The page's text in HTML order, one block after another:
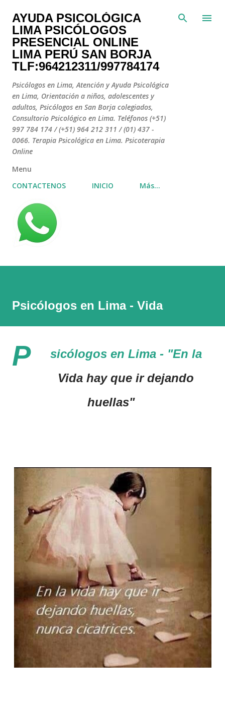
Ir al contenido principal
AYUDA PSICOLÓGICA
LIMA PSICÓLOGOS
PRESENCIAL ONLINE
LIMA PERÚ SAN BORJA
TLF:964212311/997784174
Psicólogos en Lima, Atención y Ayuda Psicológica
en Lima, Orientación a niños, adolescentes y
adultos, Psicólogos en San Borja colegiados,
Consultorio Psicológico en Lima. Teléfonos (+51)
997 784 174 / (+51) 964 212 311 / (01) 437 -
0066. Terapia Psicológica en Lima. Psicoterapia
Online
Menu
CONTACTENOS
INICIO Más…
Psicólogos en Lima - Vida
P
sicólogos en Lima - "En la
Vida hay que ir dejando
huellas"